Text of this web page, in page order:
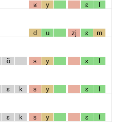
ʁ y ɛ l
d u zj ɛ m
ɑ̃ s y ɛ l
ɛ k s y ɛ l
ɛ k s y ɛ l